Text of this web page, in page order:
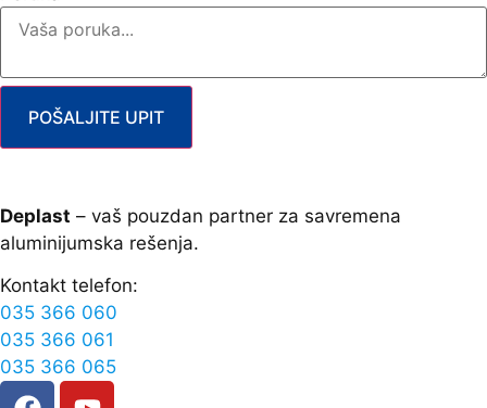
POŠALJITE UPIT
Deplast – vaš pouzdan partner za savremena
aluminijumska rešenja.
Kontakt telefon:
035 366 060
035 366 061
035 366 065